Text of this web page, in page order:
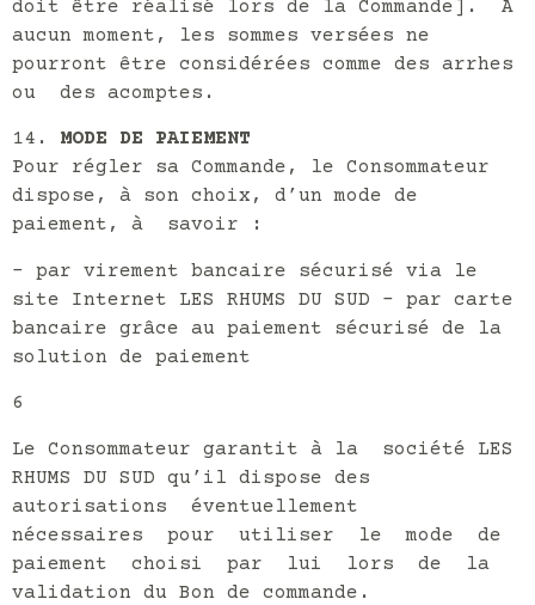
doit être réalisé lors de la Commande]. A
aucun moment, les sommes versées ne
pourront être considérées comme des arrhes
ou des acomptes.
MODE DE PAIEMENT
Pour régler sa Commande, le Consommateur
dispose, à son choix, d’un mode de
paiement, à savoir :
– par virement bancaire sécurisé via le
site Internet LES RHUMS DU SUD – par carte
bancaire grâce au paiement sécurisé de la
solution de paiement
6
Le Consommateur garantit à la société LES
RHUMS DU SUD qu’il dispose des
autorisations éventuellement
nécessaires pour utiliser le mode de
paiement choisi par lui lors de la
validation du Bon de commande.